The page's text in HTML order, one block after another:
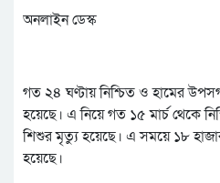
অনলাইন ডেস্ক
গত ২৪ ঘণ্টায় নিশ্চিত ও হামের
হয়েছে। এ নিয়ে গত ১৫ মার্চ থেকে
শিশুর মৃত্যু হয়েছে। এ সময়ে ১৮
হয়েছে।